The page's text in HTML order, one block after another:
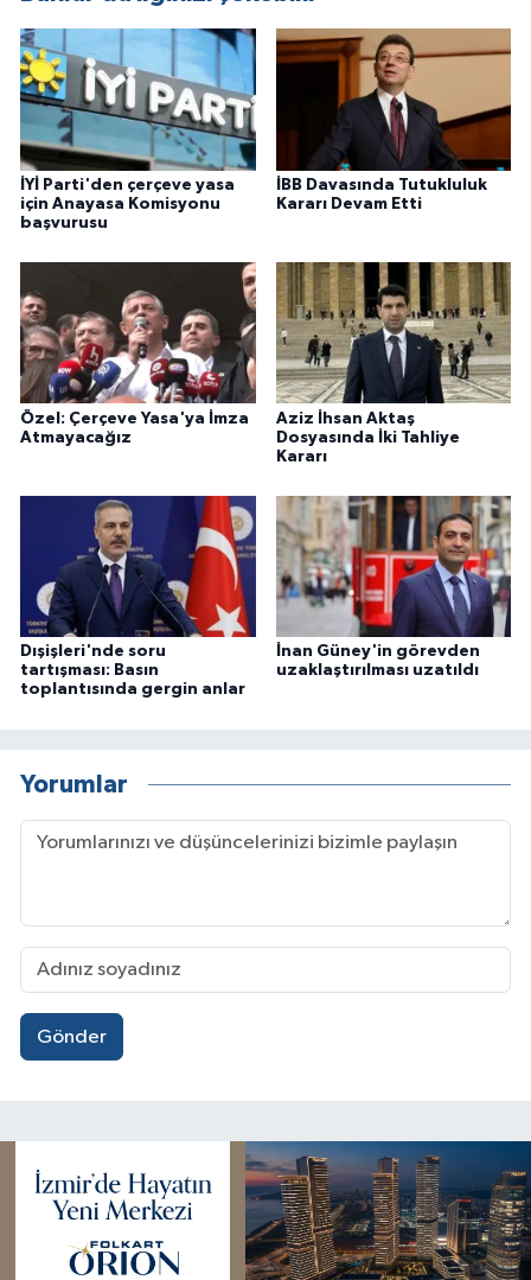
İYİ Parti'den çerçeve yasa
için Anayasa Komisyonu
başvurusu
İBB Davasında Tutukluluk
Kararı Devam Etti
Özel: Çerçeve Yasa'ya İmza
Atmayacağız
Aziz İhsan Aktaş
Dosyasında İki Tahliye
Kararı
Dışişleri'nde soru
tartışması: Basın
toplantısında gergin anlar
İnan Güney'in görevden
uzaklaştırılması uzatıldı
Yorumlar
Gönder